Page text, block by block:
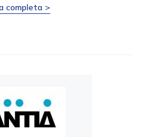
completa >